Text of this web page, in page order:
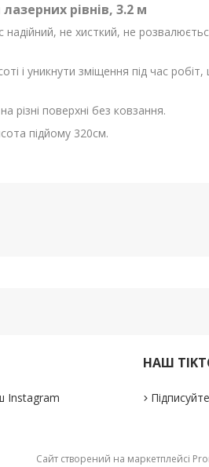
рівнів, 3.2 м
не хисткий, не
і уникнути зміщення під час
різні поверхні без ковзання.
підйому 320см.
Instagram
НАШ
Сайт створений на маркетплейсі